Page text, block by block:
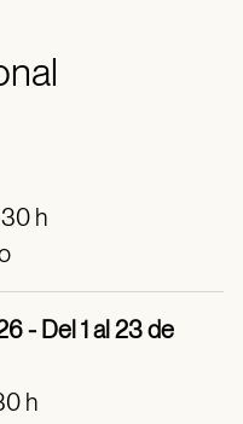
h
- Del 1 al 23 de
h